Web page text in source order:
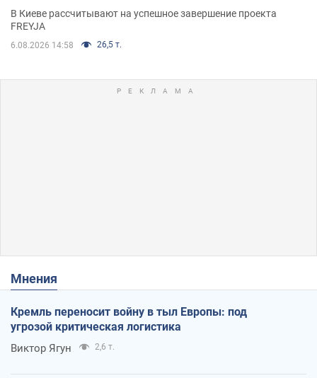
решения готовятся
В Киеве рассчитывают на успешное завершение проекта
FREYJA
6.08.2026 14:58 26,5 т.
Мнения
Кремль переносит войну в тыл Европы: под
угрозой критическая логистика
Виктор Ягун 2,6 т.